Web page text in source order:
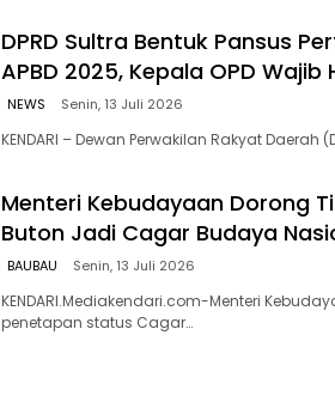
DPRD Sultra Bentuk Pansus
APBD 2025, Kepala OPD
NEWS Senin, 13 Juli 2026
KENDARI – Dewan Perwakilan Rakyat Daerah
Menteri Kebudayaan Dorong
Buton Jadi Cagar Budaya
BAUBAU Senin, 13 Juli 2026
KENDARI.Mediakendari.com-​Menteri
penetapan status Cagar…